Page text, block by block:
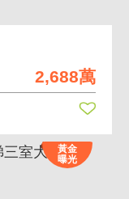
2,688萬
黃金
曝光